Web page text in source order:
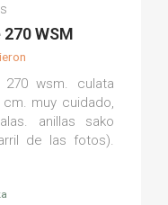
WSM
wsm. culata
muy cuidado,
anillas sako
de las fotos).